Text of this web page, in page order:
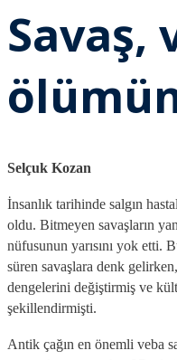
Savaş,
Selçuk Kozan
İnsanlık tarihinde salgın
oldu. Bitmeyen savaşların
nüfusunun yarısını yok etti.
süren savaşlara denk
dengelerini değiştirmiş ve
şekillendirmişti.
Antik çağın en önemli veba